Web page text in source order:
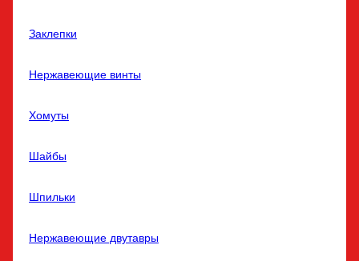
Заклепки
Нержавеющие винты
Хомуты
Шайбы
Шпильки
Нержавеющие двутавры